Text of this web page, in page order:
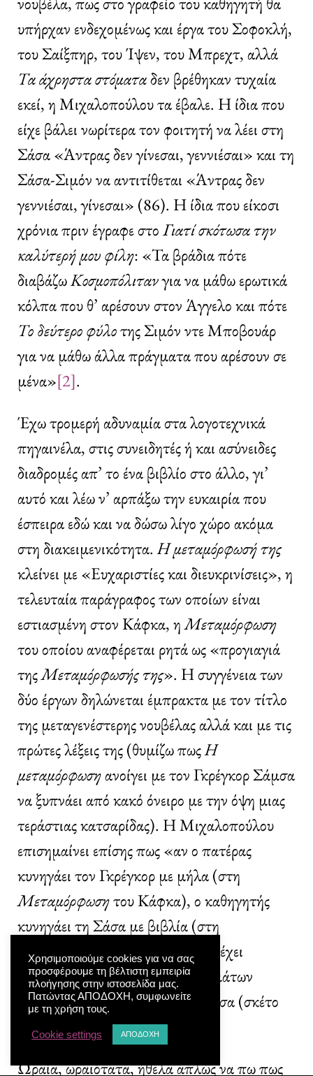
υπήρχαν ενδεχομένως και έργα του Σοφοκλή,
του Σαίξπηρ, του Ίψεν, του Μπρεχτ, αλλά
Τα άχρηστα στόματαδεν βρέθηκαν τυχαία
εκεί, η Μιχαλοπούλου τα έβαλε. Η ίδια που
είχε βάλει νωρίτερα τον φοιτητή να λέει στη
Σάσα «Άντρας δεν γίνεσαι, γεννιέσαι» και τη
Σάσα-Σιμόν να αντιτίθεται «Άντρας δεν
γεννιέσαι, γίνεσαι» (86). Η ίδια που είκοσι
χρόνια πριν έγραφε στοΓιατίσκότωσα την
καλύτερή μου φίλη: «Τα βράδια πότε
διαβάζωΚοσμοπόλιτανγια να μάθω ερωτικά
κόλπα που θ’ αρέσουν στον Άγγελο και πότε
Το δεύτερο φύλοτης Σιμόν ντε Μποβουάρ
για να μάθω άλλα πράγματα που αρέσουν σε
μένα»[2].
Έχω τρομερή αδυναμία στα λογοτεχνικά
πηγαινέλα, στις συνειδητές ή και ασύνειδες
διαδρομές απ’ το ένα βιβλίο στο άλλο, γι’
αυτό και λέω ν’ αρπάξω την ευκαιρία που
έσπειρα εδώ και να δώσω λίγο χώρο ακόμα
στη διακειμενικότητα.Η μεταμόρφωσή της
κλείνει με «Ευχαριστίες και διευκρινίσεις», η
τελευταία παράγραφος των οποίων είναι
εστιασμένη στον Κάφκα, ηΜεταμόρφωση
του οποίου αναφέρεται ρητά ως «προγιαγιά
τηςΜεταμόρφωσής της». Η συγγένεια των
δύο έργων δηλώνεται έμπρακτα με τον τίτλο
της μεταγενέστερης νουβέλας αλλά και με τις
πρώτες λέξεις της (θυμίζω πωςΗ
μεταμόρφωσηανοίγει με τον Γκρέγκορ Σάμσα
να ξυπνάει από κακό όνειρο με την όψη μιας
τεράστιας κατσαρίδας). Η Μιχαλοπούλου
επισημαίνει επίσης πως «αν ο πατέρας
κυνηγάει τον Γκρέγκορ με μήλα (στη
Μεταμόρφωσητου Κάφκα), ο καθηγητής
κυνηγάει τη Σάσα με βιβλία (στη
Μεταμόρφωσή της
)». Και τέλος έχει
σχολιαστεί η ομοιότητα των ονομάτων
Σάμσα (Γκρέγκορ Σάμσα) και Σάσα (σκέτο
Σάσα)[3]
.
Ωραία, ωραιότατα, ήθελα απλώς να πω πως
Χρησιμοποιούμε cookies για να σας
προσφέρουμε τη βέλτιστη εμπειρία
πλοήγησης στην ιστοσελίδα μας.
Πατώντας ΑΠΟΔΟΧΗ, συμφωνείτε
με τη χρήση τους.
Cookie settings ΑΠΟΔΟΧΗ